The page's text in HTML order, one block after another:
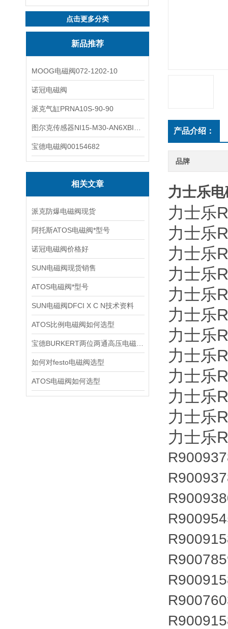
点击更多分类
新品推荐
MOOG电磁阀072-1202-10
诺冠电磁阀
派克气缸PRNA10S-90-90
宝德电磁阀00154682
相关文章
派克防爆电磁阀现货
阿托斯ATOS电磁阀*型号
诺冠电磁阀价格好
SUN电磁阀现货销售
ATOS电磁阀*型号
SUN电磁阀DFCI X C N技术资料
ATOS比例电磁阀如何选型
如何对festo电磁阀选型
ATOS电磁阀如何选型
产品介绍：
品牌
力士乐
力士乐
力士乐
力士乐
力士乐
力士乐
力士乐
力士乐
力士乐
力士乐
力士乐
力士乐
力士乐